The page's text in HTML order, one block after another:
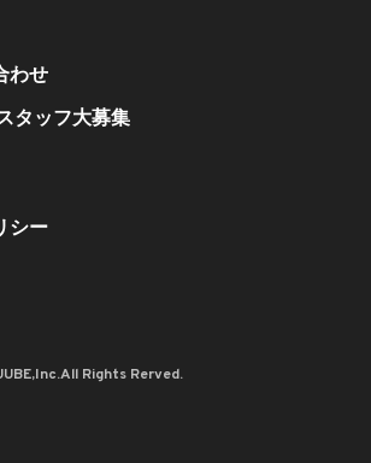
わせ
タッフ大募集
シー
Rights Rerved.